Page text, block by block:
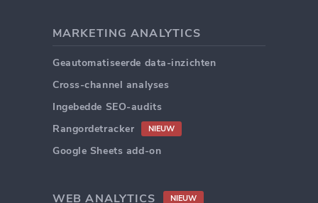
MARKETING ANALYTICS
Geautomatiseerde data-inzichten
Cross-channel analyses
Ingebedde SEO-audits
Rangordetracker
NIEUW
Google Sheets add-on
WEB ANALYTICS NIEUW